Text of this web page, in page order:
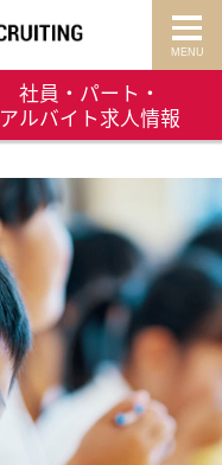
社員・パート・
アルバイト求人情報